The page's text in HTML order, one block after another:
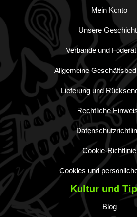
Mein Konto
Unsere
Verbände und
Allgemeine
Lieferung und
Rechtliche
Cookie-Richtlinie
Cookies und
Kultur und
Blog